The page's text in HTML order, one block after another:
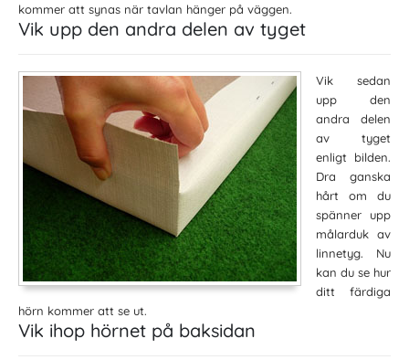
kommer att synas när tavlan hänger på väggen.
Vik upp den andra delen av tyget
Vik sedan
upp den
andra delen
av tyget
enligt bilden.
Dra ganska
hårt om du
spänner upp
målarduk av
linnetyg. Nu
kan du se hur
ditt färdiga
hörn kommer att se ut.
Vik ihop hörnet på baksidan